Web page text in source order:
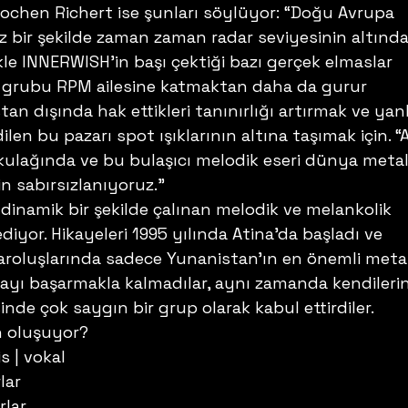
Richert ise şunları söylüyor: “Doğu Avrupa
bir şekilde zaman zaman radar seviyesinin
INNERWISH’in başı çektiği bazı gerçek elmaslar
RPM ailesine katmaktan daha da gurur
dışında hak ettikleri tanınırlığı artırmak ve
bu pazarı spot ışıklarının altına taşımak için.
ve bu bulaşıcı melodik eseri dünya
sabırsızlanıyoruz.”
dinamik bir şekilde çalınan melodik ve melankolik
Hikayeleri 1995 yılında Atina’da başladı ve
sadece Yunanistan’ın en önemli
başarmakla kalmadılar, aynı zamanda
çok saygın bir grup olarak kabul ettirdiler.
oluşuyor?
| vokal